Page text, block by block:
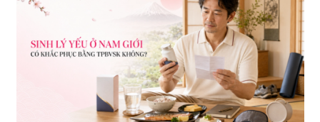
Viên uống bổ não Ribeto Shoji
57.920
1.450.000 đ
Viên nang uống cải thiện thị lực,
trí nhớ DHA + EPA + Flaxseed
Oil 30 viên/gói - Date 02/2027
|52.346
225.000 đ